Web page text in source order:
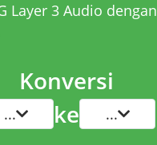
Layer 3 Audio dengan
Konversi
... ke ...